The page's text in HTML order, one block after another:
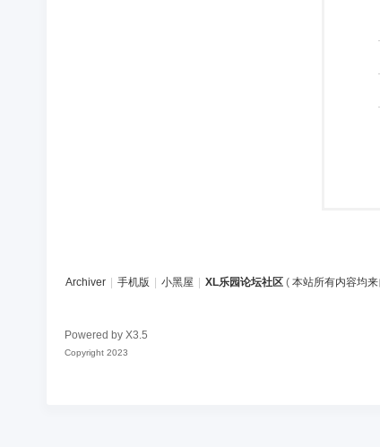
Archiver 手机版 小黑屋 XL乐园论坛社区 ( 本站所有内容均
Powered by X3.5
Copyright 2023